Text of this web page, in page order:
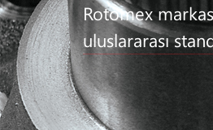
Rotomex
uluslararası